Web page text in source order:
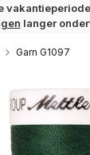
langer
Garn G1097